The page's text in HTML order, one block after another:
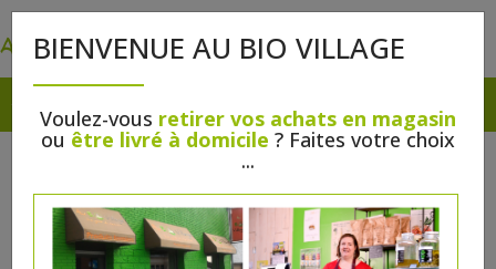
BIENVENUE AU BIO VILLAGE
Voulez-vous retirer vos achats en magasin
ou être livré à domicile ? Faites votre choix
...